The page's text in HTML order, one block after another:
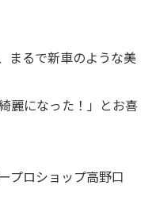
まるで新車のような美
麗になった！」とお喜
プロショップ高野口